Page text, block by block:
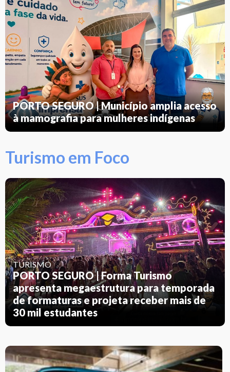
PORTO SEGURO | Município amplia acesso
à mamografia para mulheres indígenas
Turismo em Foco
TURISMO
PORTO SEGURO | Forma Turismo
apresenta megaestrutura para temporada
de formaturas e projeta receber mais de
30 mil estudantes